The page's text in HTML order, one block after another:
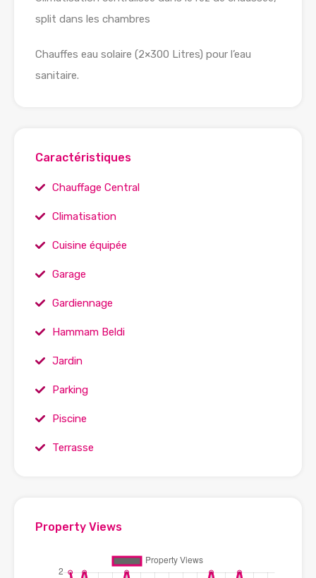
split dans les chambres
Chauffes eau solaire (2×300 Litres) pour l’eau
sanitaire.
Caractéristiques
Chauffage Central
Climatisation
Cuisine équipée
Garage
Gardiennage
Hammam Beldi
Jardin
Parking
Piscine
Terrasse
Property Views